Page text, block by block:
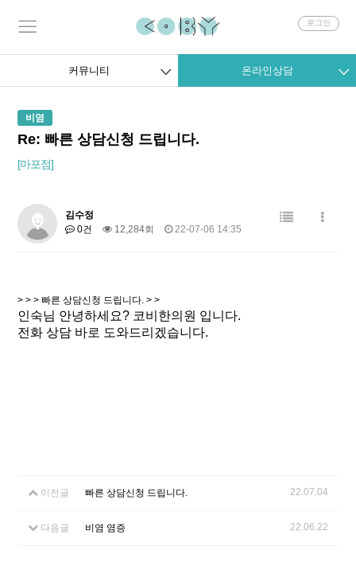
회로그인
커뮤니티 온라인상담
비염
Re: 빠른 상담신청 드립니다.
[마포점]
김수정
0건
12,284회 22-07-06 14:35
> > > 빠른 상담신청 드립니다. > >
인숙님 안녕하세요? 코비한의원 입니다.
전화 상담 바로 도와드리겠습니다.
이전글 빠른 상담신청 드립니다. 22.07.04
다음글 비염 염증 22.06.22